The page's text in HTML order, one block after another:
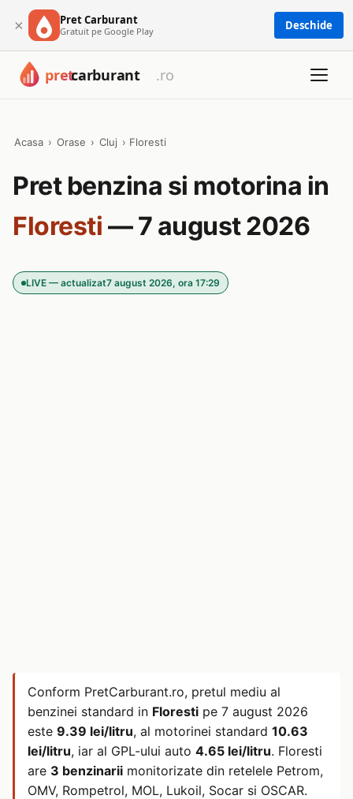
× Pret Carburant
Gratuit pe Google Play Deschide
Acasa › Orase › Cluj › Floresti
Pret benzina si motorina in
Floresti — 7 august 2026
LIVE — actualizat7 august 2026, ora 17:29
Conform PretCarburant.ro, pretul mediu al
benzinei standard in Floresti pe 7 august 2026
este 9.39 lei/litru, al motorinei standard 10.63
lei/litru, iar al GPL-ului auto 4.65 lei/litru. Floresti
are 3 benzinarii monitorizate din retelele Petrom,
OMV, Rompetrol, MOL, Lukoil, Socar si OSCAR.